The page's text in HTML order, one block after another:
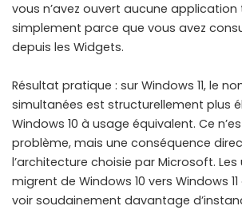
vous n’avez ouvert aucune application
simplement parce que vous avez
depuis les Widgets.
Résultat pratique : sur Windows 11, le
simultanées est structurellement plus
Windows 10 à usage équivalent. Ce
problème, mais une conséquence
l’architecture choisie par Microsoft.
migrent de Windows 10 vers Windows
voir soudainement davantage